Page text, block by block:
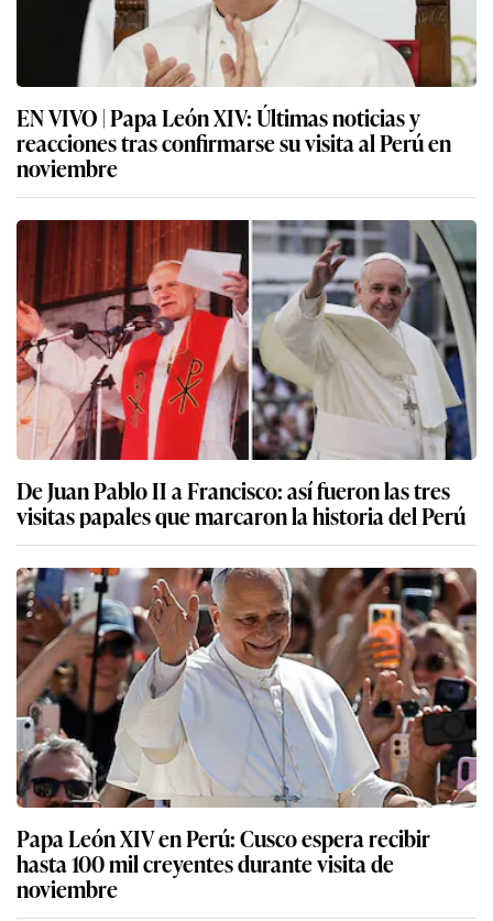
EN VIVO | Papa León XIV: Últimas noticias y
reacciones tras confirmarse su visita al Perú en
noviembre
De Juan Pablo II a Francisco: así fueron las tres
visitas papales que marcaron la historia del Perú
Papa León XIV en Perú: Cusco espera recibir
hasta 100 mil creyentes durante visita de
noviembre